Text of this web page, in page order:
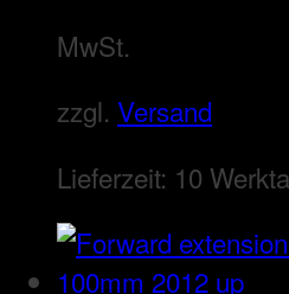
MwSt.
zzgl. Versand
Lieferzeit: 10